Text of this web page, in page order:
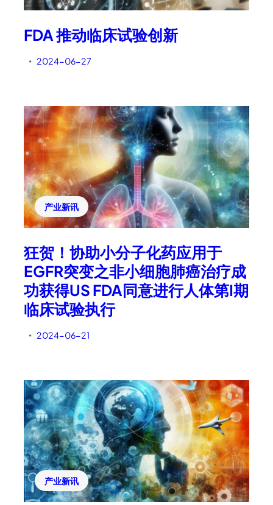
FDA 推动临床试验创新
• 2024-06-27
产业新讯
狂贺！协助小分子化药应用于
EGFR突变之非小细胞肺癌治疗成
功获得US FDA同意进行人体第I期
临床试验执行
• 2024-06-21
产业新讯